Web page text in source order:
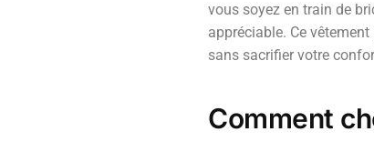
vous soyez en train de
appréciable. Ce
sans sacrifier votre
Comment